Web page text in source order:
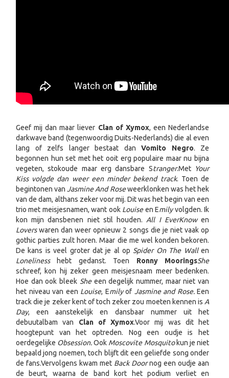
Geef mij dan maar liever Clan of Xymox, een Nederlandse
darkwave band (tegenwoordig Duits-Nederlands) die al even
lang of zelfs langer bestaat dan Vomito Negro. Ze
begonnen hun set met het ooit erg populaire maar nu bijna
vegeten, stokoude maar erg dansbare Stranger.Met Your
Kiss volgde dan weer een minder bekend track. Toen de
begintonen vanJasmine And Roseweerklonken was het hek
van de dam, althans zeker voor mij. Dit was het begin van een
trio met meisjesnamen, want ook Louiseen Emilyvolgden. Ik
kon mijn dansbenen niet stil houden. All I EverKnowen
Loverswaren dan weer opnieuw 2 songs die je niet vaak op
gothic parties zult horen. Maar die me wel konden bekoren.
De kans is veel groter dat je al op Spider On The Wallen
Lonelinesshebt gedanst. Toen Ronny MooringsShe
schreef, kon hij zeker geen meisjesnaam meer bedenken.
Hoe dan ook bleek She een degelijk nummer, maar niet van
het niveau van een Louise, Emilyof Jasmine and Rose.Een
track die je zeker kent of toch zeker zou moeten kennen is A
Day, een aanstekelijk en dansbaar nummer uit het
debuutalbam van Clan of Xymox.Voor mij was dit het
hoogtepunt van het optreden. Nog een oudje is het
oerdegelijke Obsession.Ook Moscovite Mosquito kun je niet
bepaald jong noemen, toch blijft dit een geliefde song onder
de fans.Vervolgens kwam met Back Doornog een oudje aan
de beurt, waarna de band kort het podium verliet en